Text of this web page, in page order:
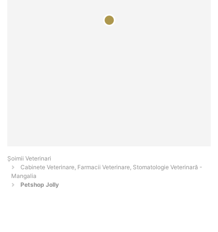
Șoimii Veterinari
Cabinete Veterinare, Farmacii Veterinare, Stomatologie Veterinară -
Mangalia
Petshop Jolly